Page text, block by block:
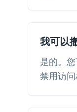
我可以
是的。
禁用访问